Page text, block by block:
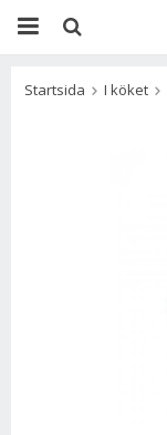
Startsida I köket